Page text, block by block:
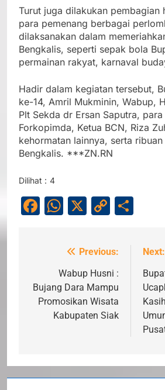
Turut juga dilakukan pembagian
para pemenang berbagai
dilaksanakan dalam
Bengkalis, seperti sepak bola
permainan rakyat, karnaval
Hadir dalam kegiatan tersebut,
ke-14, Amril Mukminin, Wabup,
Plt Sekda dr Ersan Saputra,
Forkopimda, Ketua BCN, Riza
kehormatan lainnya, serta
Bengkalis. ***ZN.RN
Dilihat : 4
Facebook
WhatsApp
X
Copy
NavigasiPrevious:
Wabup Husni :
Bujang Dara Mampu
Promosikan Wisata
Kabupaten Siak
Next: